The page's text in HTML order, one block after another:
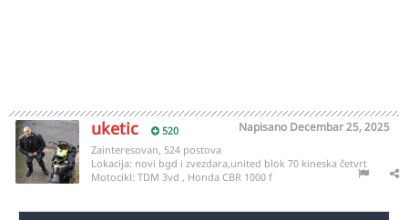
uketic 520 Napisano Decembar 25, 2025
Zainteresovan, 524 postova
Lokacija: novi bgd i zvezdara,united blok 70 kineska četvrt
Motocikl: TDM 3vd , Honda CBR 1000 f